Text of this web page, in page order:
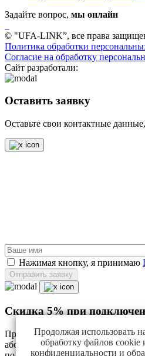
Задайте вопрос, мы онлайн
© "UFA-LINK”, все права
Политика обработки
Согласие на обработку
Сайт разработали:
Оставить заявку
Оставьте свои контактные
Нажимая кнопку, я принимаю
Отправить заявку
Скидка 5% при
Присоединяйтесь к нашей
абонентскую плату. Пригласите
Продолжая использовать
обработку файлов cookie
конфиденциальности и